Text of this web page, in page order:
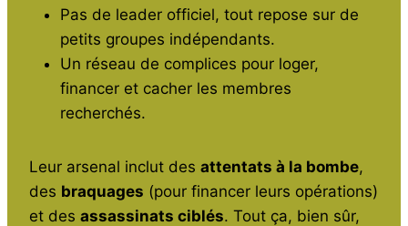
Pas de leader officiel, tout repose sur de
petits groupes indépendants.
Un réseau de complices pour loger,
financer et cacher les membres
recherchés.
Leur arsenal inclut des attentats à la bombe,
des braquages (pour financer leurs opérations)
et des assassinats ciblés. Tout ça, bien sûr,